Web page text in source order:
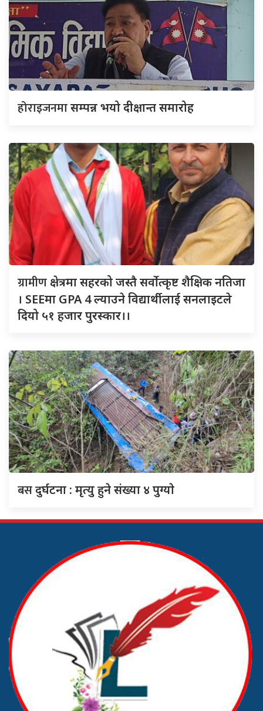
होराइजनमासम्पन्न भयो दीक्षान्त समारोह
ग्रामीण क्षेत्रमा सहरको जस्तै सर्वोत्कृष्ट शैक्षिक नतिजा
। SEEमा GPA 4 ल्याउने विद्यार्थीलाई सनलाइटले
दियो ५१ हजार पुरस्कार।।
बसदुर्घटना : मृत्यु हुने संख्या ४ पुग्याे